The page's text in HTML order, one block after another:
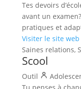
Tes devoirs
avant un
pratiques et
Visiter le site
Saines relations,
Scool
Outil